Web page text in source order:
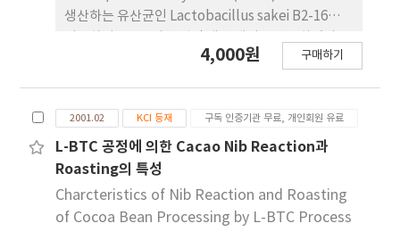
생산하는 유산균인 Lactobacillus sakei B2-16을
sakei B2-16의 최적 상용 배지는 Lactobacilli MRS
B2-16을 배양했을 때 MSG의 99.3% 는 GABA로 전
환되었다. MRS 배지를 기본으로 최적 배지조성을 검
토한 결과, 탄소원으로 4% sucrose와 질소원으로
1% yeast extract를 첨가하였을 때 균체 증식과
GABA 생산량이 가장 우수하였다. 산업적 배지를 확
립하기 위하여 미배아를 온수 추출하여 얻은 추출액
4,000원 구매하기
2001.02 KCI 등재 구독 인증기관 무료, 개인회원 유료
L-BTC 공정에 의한 Cacao Nib Reaction과
Roasting의 특성
Charcteristics of Nib Reaction and Roasting
of Cocoa Bean Processing by L-BTC Process